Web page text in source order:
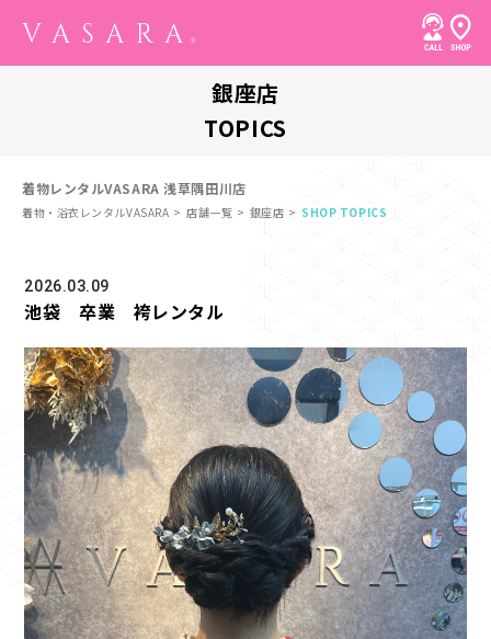
銀座店
TOPICS
着物レンタルVASARA 浅草隅田川店
着物・浴衣レンタルVASARA 店舗一覧 銀座店 SHOP TOPICS
2026.03.09
池袋 卒業 袴レンタル